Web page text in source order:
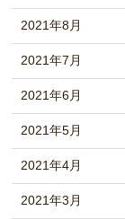
2021年8月
2021年7月
2021年6月
2021年5月
2021年4月
2021年3月